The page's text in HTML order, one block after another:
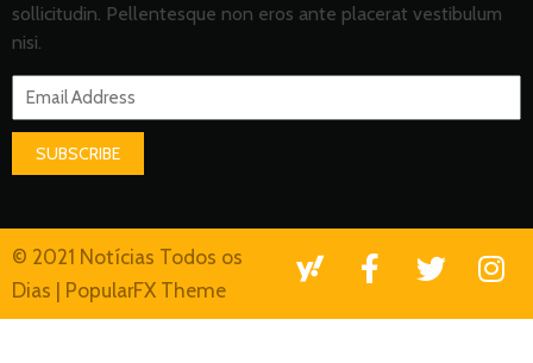
sollicitudin. Pellentesque non eros ante placerat vestibulum
nisi.
SUBSCRIBE
© 2021 Notícias Todos os
Dias | PopularFX Theme